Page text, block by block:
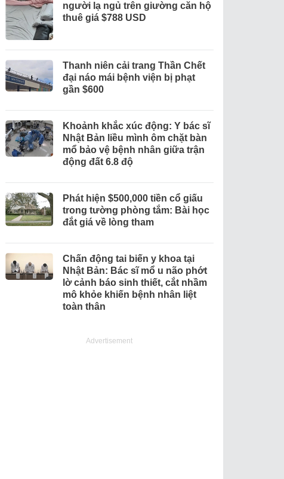
người lạ ngủ trên giường căn hộ
thuê giá $788 USD
Thanh niên cải trang Thần Chết
đại náo mái bệnh viện bị phạt
gần $600
Khoảnh khắc xúc động: Y bác sĩ
Nhật Bản liều mình ôm chặt bàn
mổ bảo vệ bệnh nhân giữa trận
động đất 6.8 độ
Phát hiện $500,000 tiền cổ giấu
trong tường phòng tắm: Bài học
đắt giá về lòng tham
Chấn động tai biến y khoa tại
Nhật Bản: Bác sĩ mổ u não phớt
lờ cảnh báo sinh thiết, cắt nhầm
mô khỏe khiến bệnh nhân liệt
toàn thân
Advertisement